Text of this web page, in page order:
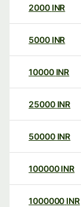
2000 INR
5000 INR
10000 INR
25000 INR
50000 INR
100000 INR
1000000 INR